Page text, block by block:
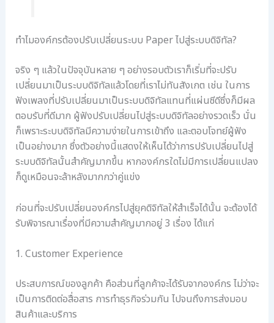
ทำไมองค์กรต้องปรับเปลี่ยนระบบ Paper ไปสู่ระบบดิจิทัล?
จริง ๆ แล้วในปัจจุบันหลาย ๆ อย่างรอบตัวเราก็เริ่มที่จะปรับ
เปลี่ยนมาเป็นระบบดิจิทัลแล้วโดยที่เราไม่ทันสังเกต เช่น ในการ
ฟังเพลงที่ปรับเปลี่ยนมาเป็นระบบดิจิทัลแทนที่แผ่นซีดีซึ่งก็มีผล
ตอบรับที่ดีมาก ผู้ฟังปรับเปลี่ยนไปสู่ระบบดิจิทัลอย่างรวดเร็ว นั่น
ก็เพราะระบบดิจิทัลมีความง่ายในการเข้าถึง และตอบโจทย์ผู้ฟัง
เป็นอย่างมาก ซึ่งตัวอย่างนี้แสดงให้เห็นได้ว่าการปรับเปลี่ยนไปสู่
ระบบดิจิทัลนั้นสำคัญมากขึ้น หากองค์กรใดไม่มีการเปลี่ยนแปลง
ก็ดูเหมือนจะล้าหลังมากกว่าคู่แข่ง
ก่อนที่จะปรับเปลี่ยนองค์กรไปสู่ยุคดิจิทัลให้สำเร็จได้นั้น จะต้องได้
รับพิจารณาเรื่องที่มีความสำคัญมากอยู่ 3 เรื่อง ได้แก่
1. Customer Experience
ประสบการณ์ของลูกค้า คือส่วนที่ลูกค้าจะได้รับจากองค์กร ไม่ว่าจะ
เป็นการติดต่อสื่อสาร การทำธุรกิจร่วมกัน ไปจนถึงการส่งมอบ
สินค้าและบริการ
ใ
ค
ดิ
จิ
ต
ล
จ
ง
คุ
ณ
บ
ก
ส
า
ร